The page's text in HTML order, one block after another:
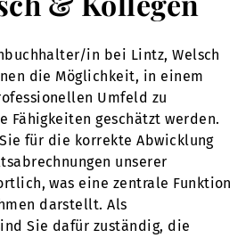
in bei Lintz, Welsch
die Möglichkeit, in einem
Umfeld zu
Fähigkeiten geschätzt werden.
für die korrekte Abwicklung
unserer
was eine zentrale Funktion
darstellt. Als
Sie dafür zuständig, die